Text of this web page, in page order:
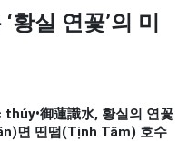
실 연꽃’의 미
御蓮識水, 황실의 연꽃
면 띤떰(Tịnh Tâm) 호수